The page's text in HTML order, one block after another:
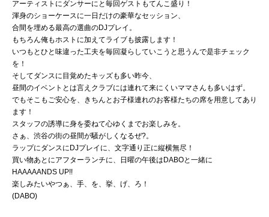
アーティストにダンサーにと毎回ゲストもてんこ盛り！
渾身のショーケースに一日だけの豪華なセッション、
合間を埋める最高の選曲のDJプレイ。
もちろん俺もホストに加えてライブも披露します！
いつもとひと味違った工夫を毎回凝らしていこうと思うんで是非チェック
を！
そしてダンスに目覚めたキッズも多い昨今、
昼間のイベントとは言えクラブには連れて来にくいママさんも多いはず。
でもそこもご安心を、きちんとお子様連れのお客様たちの席を用意してあり
ます！
スタッフの誘導に身を委ねて心ゆくまでお楽しみを。
さぁ、渋谷の街の昼間が騒がしくなるぜ?。
ラップにダンスにDJプレイに、文字通り正に縦横無尽！
買い物あとにアフターランチに、日曜の午後はDABOと一緒に
HAAAAANDS UP!!
楽しみたいやつぁ、手、を、挙、げ、ろ！
(DABO)